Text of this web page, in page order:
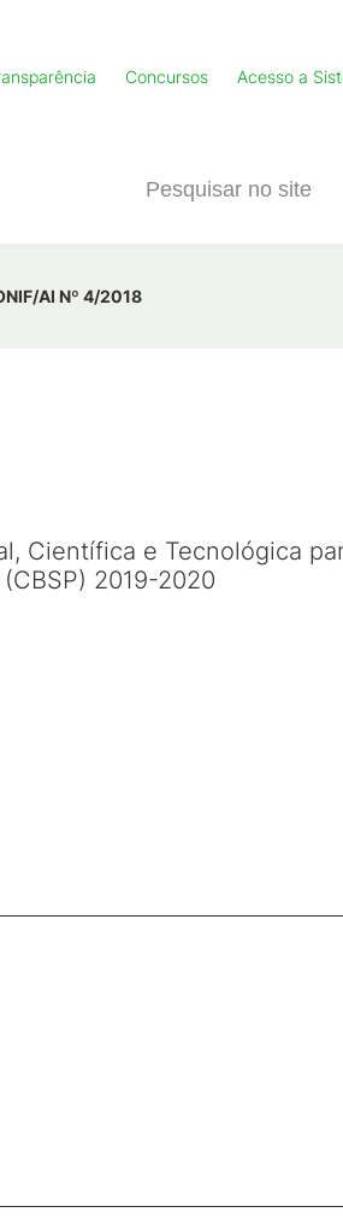
Concursos Acesso a
AI Nº 4/2018
Científica e Tecnológica
2019-2020